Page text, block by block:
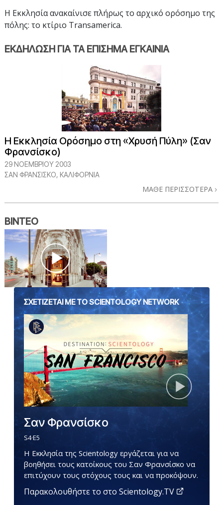
Η Εκκλησία ανακαίνισε πλήρως το αρχικό ορόσημο της
πόλης: το κτίριο Transamerica.
ΕΚΔΗΛΩΣΗ ΓΙΑ ΤΑ ΕΠΙΣΗΜΑ ΕΓΚΑΙΝΙΑ
Η Εκκλησία Ορόσημο στη «Χρυσή Πύλη» (Σαν
Φρανσίσκο)
29 ΝΟΕΜΒΡΙΟΥ 2003
ΣΑΝ ΦΡΑΝΣΊΣΚΟ, ΚΑΛΙΦΌΡΝΙΑ
ΜΑΘΕ ΠΕΡΙΣΣΟΤΕΡΑ
ΒΙΝΤΕΟ
ΣΧΕΤΙΖΕΤΑΙ ΜΕ ΤΟ SCIENTOLOGY NETWORK
Σαν Φρανσίσκο
S4·E5
Η Εκκλησία της Scientology εργάζεται για να
βοηθήσει τους κατοίκους του Σαν Φρανσίσκο να
επιτύχουν τους στόχους τους και να προκόψουν.
Παρακολουθήστε το στο Scientology.TV